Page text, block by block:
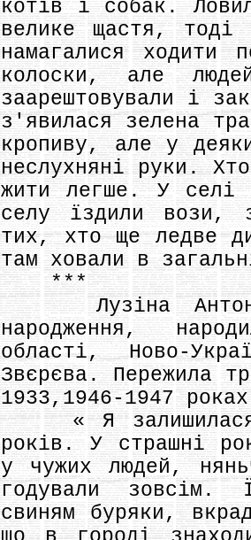
котів і собак.
велике щастя, тоді
намагалися ходити
колоски, але
заарештовували і
з'явилася зелена
кропиву, але у
неслухняні руки.
жити легше. У селі
селу їздили вози,
тих, хто ще ледве
там ховали в
***
Лузіна
народження,
області, Ново-
Звєрєва. Пережила
1933,1946-1947
« Я залишилася
років. У страшні
у чужих людей,
годували зовсім.
свиням буряки,